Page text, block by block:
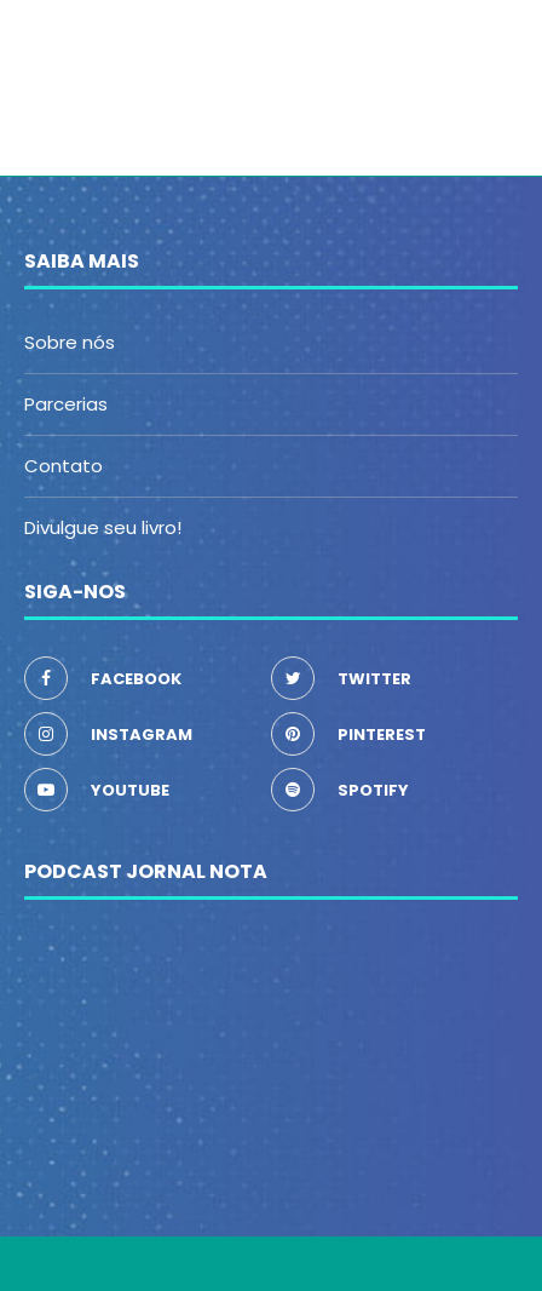
SAIBA MAIS
Sobre nós
Parcerias
Contato
Divulgue seu livro!
SIGA-NOS
FACEBOOK TWITTER
INSTAGRAM PINTEREST
YOUTUBE SPOTIFY
PODCAST JORNAL NOTA